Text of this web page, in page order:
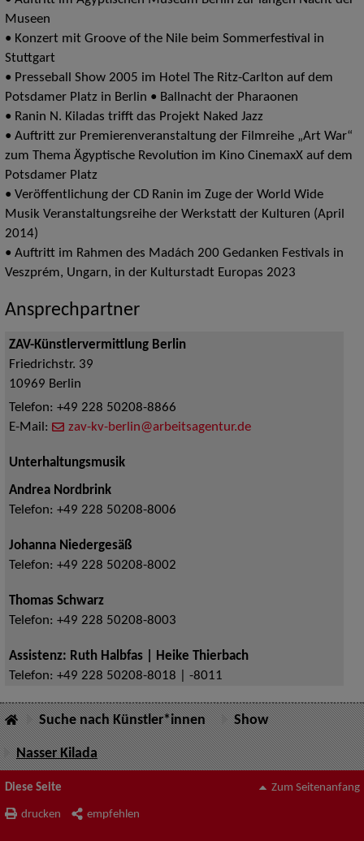
Museen
• Konzert mit Groove of the Nile beim Sommerfestival in
Stuttgart
• Presseball Show 2005 im Hotel The Ritz-Carlton auf dem
Potsdamer Platz in Berlin • Ballnacht der Pharaonen
• Ranin N. Kiladas trifft das Projekt Naked Jazz
• Auftritt zur Premierenveranstaltung der Filmreihe „Art War“
zum Thema Ägyptische Revolution im Kino CinemaxX auf dem
Potsdamer Platz
• Veröffentlichung der CD Ranin im Zuge der World Wide
Musik Veranstaltungsreihe der Werkstatt der Kulturen (April
2014)
• Auftritt im Rahmen des Madách 200 Gedanken Festivals in
Veszprém, Ungarn, in der Kulturstadt Europas 2023
Ansprechpartner
ZAV-Künstlervermittlung Berlin
Friedrichstr. 39
10969 Berlin
Telefon: +49 228 50208-8866
E-Mail:
zav-kv-berlin@arbeitsagentur.de
Unterhaltungsmusik
Andrea Nordbrink
Telefon: +49 228 50208-8006
Johanna Niedergesäß
Telefon: +49 228 50208-8002
Thomas Schwarz
Telefon: +49 228 50208-8003
Assistenz: Ruth Halbfas | Heike Thierbach
Telefon: +49 228 50208-8018 | -8011
Suche nach Künstler*innen Show
Nasser Kilada
Diese Seite
drucken empfehlen
Zum Seitenanfang